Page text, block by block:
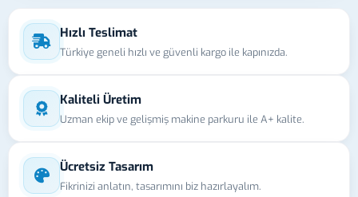
Hızlı Teslimat
Türkiye geneli hızlı ve güvenli kargo ile kapınızda.
Kaliteli Üretim
Uzman ekip ve gelişmiş makine parkuru ile A+ kalite.
Ücretsiz Tasarım
Fikrinizi anlatın, tasarımını biz hazırlayalım.